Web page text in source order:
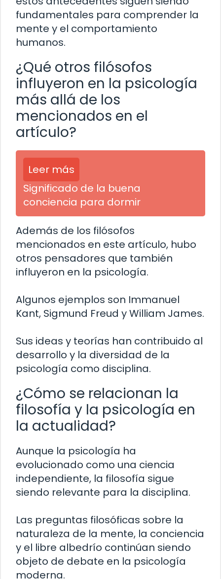
fundamentales para comprender la
mente y el comportamiento
humanos.
¿Qué otros filósofos
influyeron en la psicología
más allá de los
mencionados en el
artículo?
Leer más
Significado de la buena
conciencia para dormir
Además de los filósofos
mencionados en este artículo, hubo
otros pensadores que también
influyeron en la psicología.
Algunos ejemplos son Immanuel
Kant, Sigmund Freud y William James.
Sus ideas y teorías han contribuido al
desarrollo y la diversidad de la
psicología como disciplina.
¿Cómo se relacionan la
filosofía y la psicología en
la actualidad?
Aunque la psicología ha
evolucionado como una ciencia
independiente, la filosofía sigue
siendo relevante para la disciplina.
Las preguntas filosóficas sobre la
naturaleza de la mente, la conciencia
y el libre albedrío continúan siendo
objeto de debate en la psicología
moderna.